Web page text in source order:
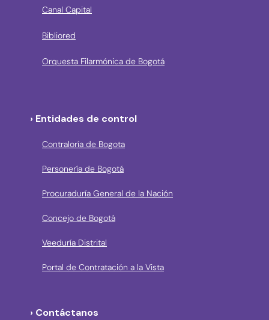
Canal Capital
Bibliored
Orquesta Filarmónica de Bogotá
› Entidades de control
Contraloría de Bogota
Personería de Bogotá
Procuraduría General de la Nación
Concejo de Bogotá
Veeduría Distrital
Portal de Contratación a la Vista
› Contáctanos